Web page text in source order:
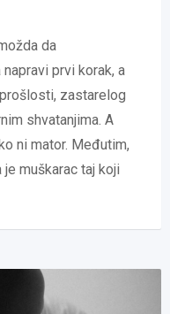
da
prvi korak, a
zastarelog
shvatanjima. A
ni mator. Međutim,
muškarac taj koji